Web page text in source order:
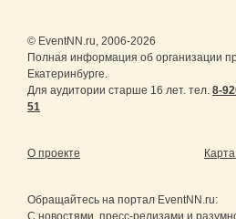
© EventNN.ru, 2006-2026
Полная информация об организации
Екатеринбурге.
Для аудитории старше 16 лет. тел. 8-
51
О проекте
Обращайтесь на портал EventNN.ru:
С новостями, пресс-релизами и